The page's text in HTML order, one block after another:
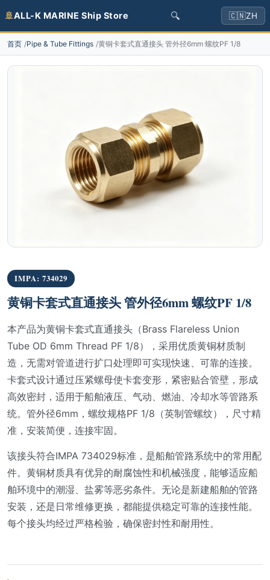
🚢ALL-K MARINE Ship Store 🔍 🇨🇳ZH
首页 Pipe & Tube Fittings 黄铜卡套式直通接头 管外径6mm 螺纹PF 1/8
IMPA: 734029
黄铜卡套式直通接头 管外径6mm 螺纹PF 1/8
本产品为黄铜卡套式直通接头（Brass Flareless Union
Tube OD 6mm Thread PF 1/8），采用优质黄铜材质制
造，无需对管道进行扩口处理即可实现快速、可靠的连接。
卡套式设计通过压紧螺母使卡套变形，紧密贴合管壁，形成
高效密封，适用于船舶液压、气动、燃油、冷却水等管路系
统。管外径6mm，螺纹规格PF 1/8（英制管螺纹），尺寸精
准，安装简便，连接牢固。
该接头符合IMPA 734029标准，是船舶管路系统中的常用配
件。黄铜材质具有优异的耐腐蚀性和机械强度，能够适应船
舶环境中的潮湿、盐雾等恶劣条件。无论是新建船舶的管路
安装，还是日常维修更换，都能提供稳定可靠的连接性能。
每个接头均经过严格检验，确保密封性和耐用性。